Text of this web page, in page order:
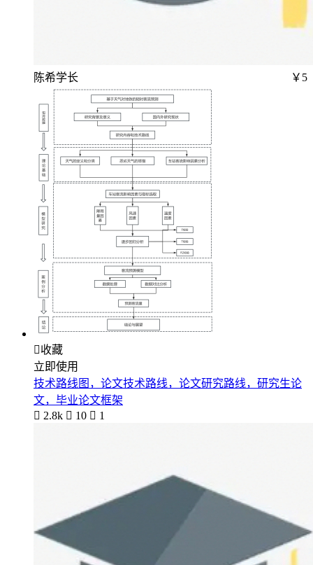
陈希学长 ￥5
收藏
立即使用
技术路线图，论文技术路线，论文研究路线，研究生论
文，毕业论文框架
 2.8k  10  1